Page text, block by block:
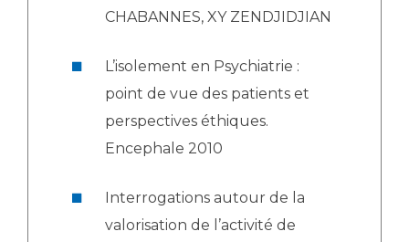
CHABANNES, XY ZENDJIDJIAN
L’isolement en Psychiatrie :
point de vue des patients et
perspectives éthiques.
Encephale 2010
Interrogations autour de la
valorisation de l’activité de